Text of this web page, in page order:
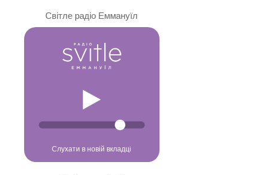
Світле радіо Еммануїл
Слухати в новій вкладці